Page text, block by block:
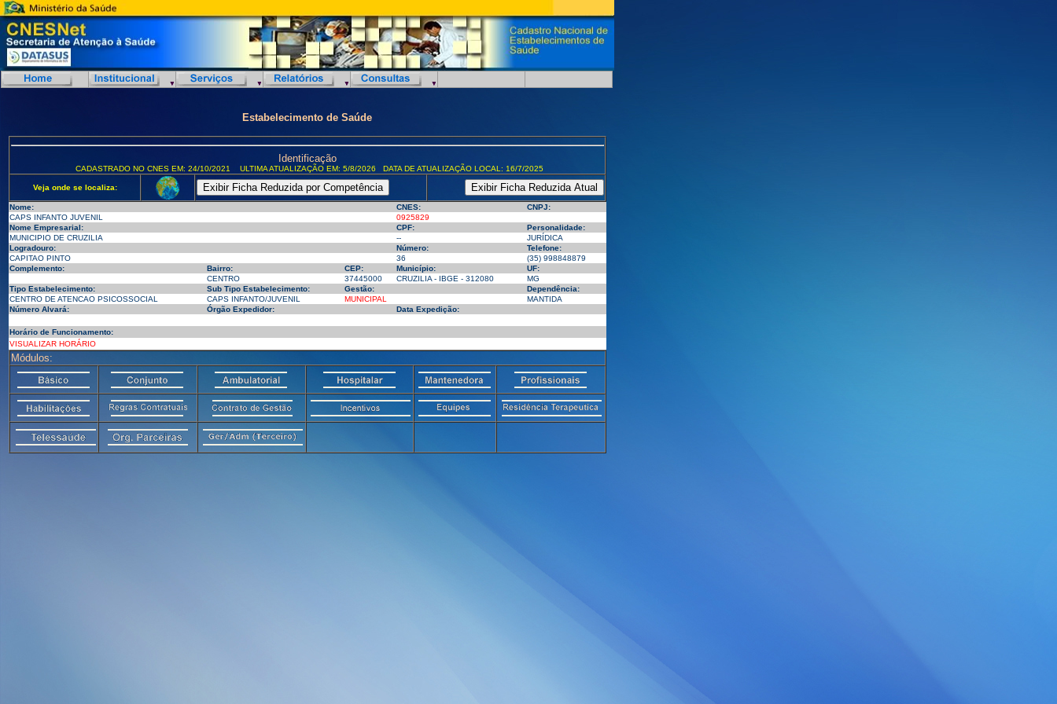
Estabelecimento de Saúde
Identificação
CADASTRADO NO CNES EM: 24/10/2021 ULTIMA ATUALIZAÇÃO EM: 5/8/2026 DATA DE ATUALIZAÇÃO LOCAL: 16/7/2025
Veja onde se localiza:
Nome: CNES:
CNPJ:
CAPS INFANTO JUVENIL
0925829
Nome Empresarial:
CPF:
Personalidade:
MUNICIPIO DE CRUZILIA
--
JURÍDICA
Logradouro:
Número:
Telefone:
CAPITAO PINTO
36
(35) 998848879
Complemento:
Bairro: CEP: Município:
UF:
CENTRO
37445000 CRUZILIA - IBGE - 312080
MG
Tipo Estabelecimento:
Sub Tipo Estabelecimento: Gestão:
Dependência:
CENTRO DE ATENCAO PSICOSSOCIAL
CAPS INFANTO/JUVENIL MUNICIPAL
MANTIDA
Número Alvará:
Órgão Expedidor: Data Expedição:
Horário de Funcionamento:
VISUALIZAR HORÁRIO
Módulos: